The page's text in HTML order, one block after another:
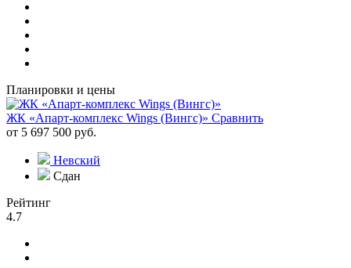
Планировки и цены
ЖК «Апарт-комплекс Wings (Вингс)» Сравнить
от 5 697 500 руб.
Невский
Сдан
Рейтинг
4.7